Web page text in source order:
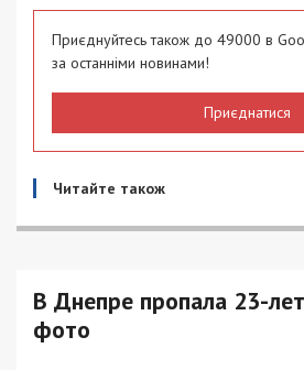
Приєднуйтесь також до 49000 в
за останніми новинами!
Приєднатися
Читайте також
В Днепре пропала 23-
фото